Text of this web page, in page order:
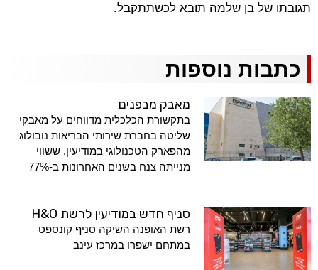
תגובתו של בן שלמה תובא לכשתתקבל.
כתבות נוספות
מאבק מבפנים
בתקשורת הכלכלית מדווחים על מאבקי
שליטה בחברת שירותי הבריאות נובולוג
מהפארק הטכנולוגי במודיעין, ששווי
מנייתה צנח בשנים האחרונות ב-77%
סניף חדש במודיעין לרשת H&O
רשת האופנה השיקה סניף קונספט
במתחם ישפרו במרכז עינב